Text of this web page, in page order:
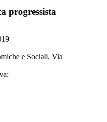
progressista
e Sociali, Via